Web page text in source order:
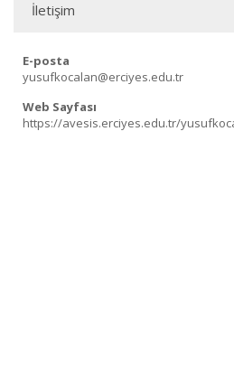
İletişim
E-posta
yusufkocalan@erciyes.edu.tr
Web Sayfası
https://avesis.erciyes.edu.tr/